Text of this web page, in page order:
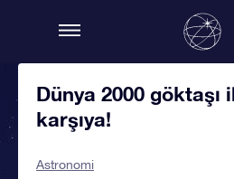
Dünya 2000 göktaşı
karşıya!
Astronomi